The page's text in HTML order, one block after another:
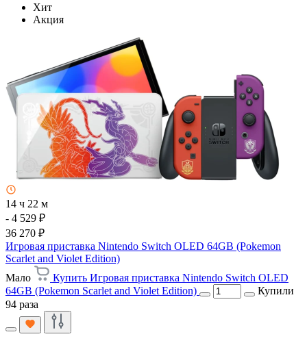
Хит
Акция
14 ч 22 м
- 4 529 ₽
36 270 ₽
Игровая приставка Nintendo Switch OLED 64GB (Pokemon
Scarlet and Violet Edition)
Мало
Купить Игровая приставка Nintendo Switch OLED
64GB (Pokemon Scarlet and Violet Edition)
Купили
94 раза